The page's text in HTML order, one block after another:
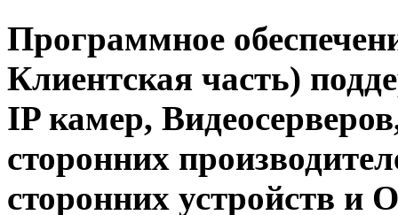
Программное
Клиентская часть)
IP камер,
сторонних
сторонних устройств и